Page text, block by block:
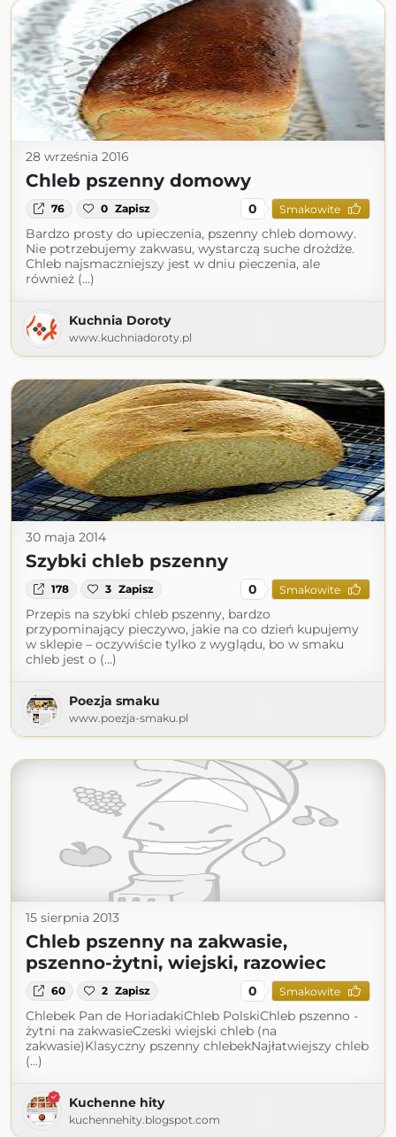
28 września 2016
Chleb pszenny domowy
76 0 Zapisz 0 Smakowite
Bardzo prosty do upieczenia, pszenny chleb domowy.
Nie potrzebujemy zakwasu, wystarczą suche drożdże.
Chleb najsmaczniejszy jest w dniu pieczenia, ale
również (...)
Kuchnia Doroty
www.kuchniadoroty.pl
30 maja 2014
Szybki chleb pszenny
178 3 Zapisz 0 Smakowite
Przepis na szybki chleb pszenny, bardzo
przypominający pieczywo, jakie na co dzień kupujemy
w sklepie – oczywiście tylko z wyglądu, bo w smaku
chleb jest o (...)
Poezja smaku
www.poezja-smaku.pl
15 sierpnia 2013
Chleb pszenny na zakwasie,
pszenno-żytni, wiejski, razowiec
60 2 Zapisz 0 Smakowite
Chlebek Pan de HoriadakiChleb PolskiChleb pszenno -
żytni na zakwasieCzeski wiejski chleb (na
zakwasie)Klasyczny pszenny chlebekNajłatwiejszy chleb
(...)
Kuchenne hity
kuchennehity.blogspot.com